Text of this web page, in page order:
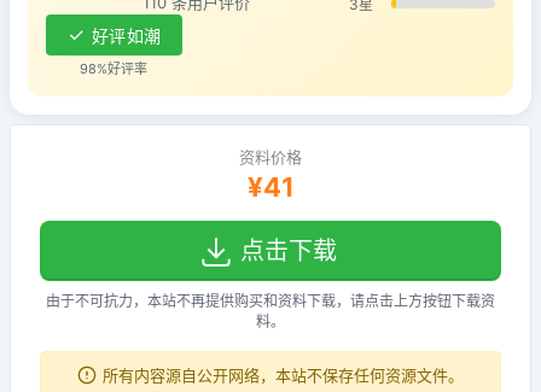
3星
好评如潮
98%好评率
资料价格
¥41
点击下载
由于不可抗力，本站不再提供购买和资料下载，请点击上方按钮下载资
料。
所有内容源自公开网络，本站不保存任何资源文件。